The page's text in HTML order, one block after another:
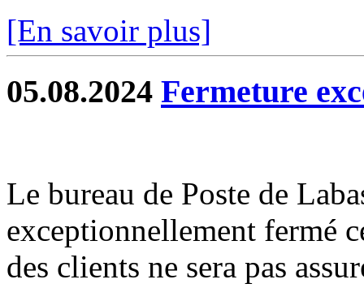
[En savoir plus]
05.08.2024 Fermeture
Le bureau de Poste de
exceptionnellement fermé
des clients ne sera pas